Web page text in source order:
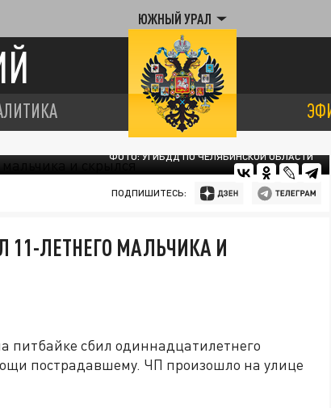
ЮЖНЫЙ УРАЛ
ФОТО: УГИБДД ПО ЧЕЛЯБИНСКОЙ ОБЛАСТИ
ПОДПИШИТЕСЬ:
11-ЛЕТНЕГО МАЛЬЧИКА И
питбайке сбил одиннадцатилетнего
пострадавшему. ЧП произошло на улице